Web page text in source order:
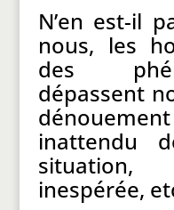
N’en est-il
nous, les
des
dépassent
inattendu
situation,
inespérée,